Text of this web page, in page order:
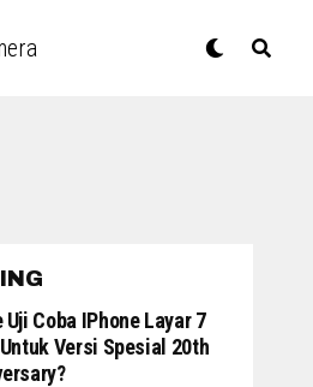
Uji Coba IPhone Layar 7
Versi Spesial 20th